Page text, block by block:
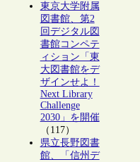
東京大学附属
図書館、第2
回デジタル図
書館コンペテ
ィション「東
大図書館をデ
ザインせよ！
Next Library
Challenge
2030」を開催
（117）
県立長野図書
館、「信州デ